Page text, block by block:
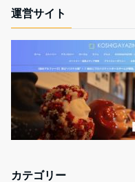
運営サイト
カテゴリー